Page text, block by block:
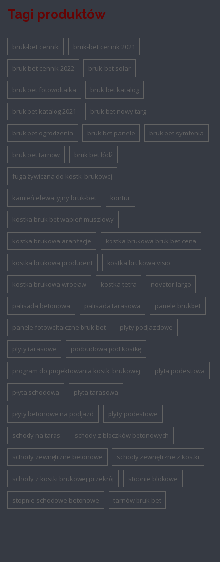
Tagi produktów
bruk-bet cennik bruk-bet cennik 2021
bruk-bet cennik 2022 bruk-bet solar
bruk bet fotowoltaika bruk bet katalog
bruk bet katalog 2021 bruk bet nowy targ
bruk bet ogrodzenia bruk bet panele bruk bet symfonia
bruk bet tarnow bruk bet łódź
fuga żywiczna do kostki brukowej
kamień elewacyjny bruk-bet kontur
kostka bruk bet wapień muszlowy
kostka brukowa aranżacje kostka brukowa bruk bet cena
kostka brukowa producent kostka brukowa visio
kostka brukowa wrocław kostka tetra novator largo
palisada betonowa palisada tarasowa panele brukbet
panele fotowoltaiczne bruk bet plyty podjazdowe
plyty tarasowe podbudowa pod kostkę
program do projektowania kostki brukowej płyta podestowa
płyta schodowa płyta tarasowa
płyty betonowe na podjazd płyty podestowe
schody na taras schody z bloczków betonowych
schody zewnętrzne betonowe schody zewnętrzne z kostki
schody z kostki brukowej przekrój stopnie blokowe
stopnie schodowe betonowe tarnów bruk bet